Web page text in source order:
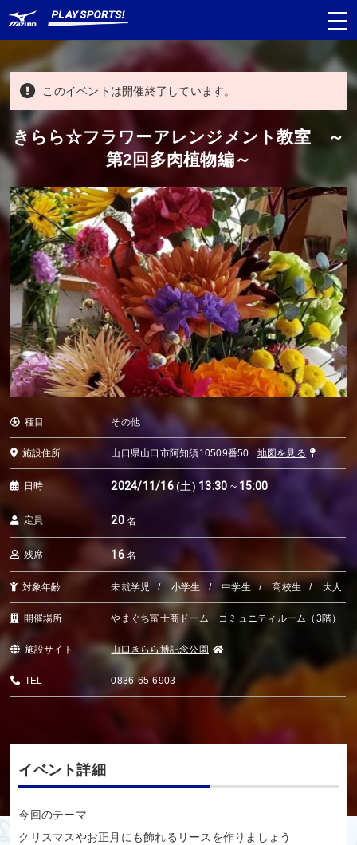
都道府県
から探す
日程から探す
対象年齢から探す
このイベントは開催終了しています。
きらら☆フラワーアレンジメント教室 ～
第2回多肉植物編～
種目 その他
施設住所 山口県山口市阿知須10509番50 地図を見る
日時 2024/11/16(土) 13:30 ~ 15:00
定員 20名
残席 16名
対象年齢 未就学児 小学生 中学生 高校生 大人
開催場所 やまぐち富士商ドーム コミュニティルーム（3階）
施設サイト 山口きらら博記念公園
TEL 0836-65-6903
イベント詳細
今回のテーマ
クリスマスやお正月にも飾れるリースを作りましょう